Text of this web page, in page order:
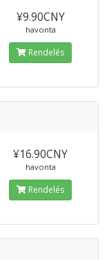
¥9.90CNY
havonta
Rendelés
¥16.90CNY
havonta
Rendelés